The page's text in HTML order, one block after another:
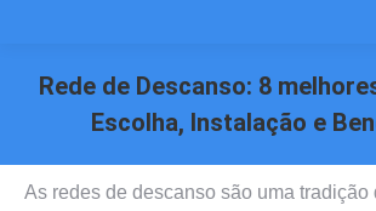
Rede de Descanso: 8
Escolha, Instalação e
As redes de descanso são uma tradição